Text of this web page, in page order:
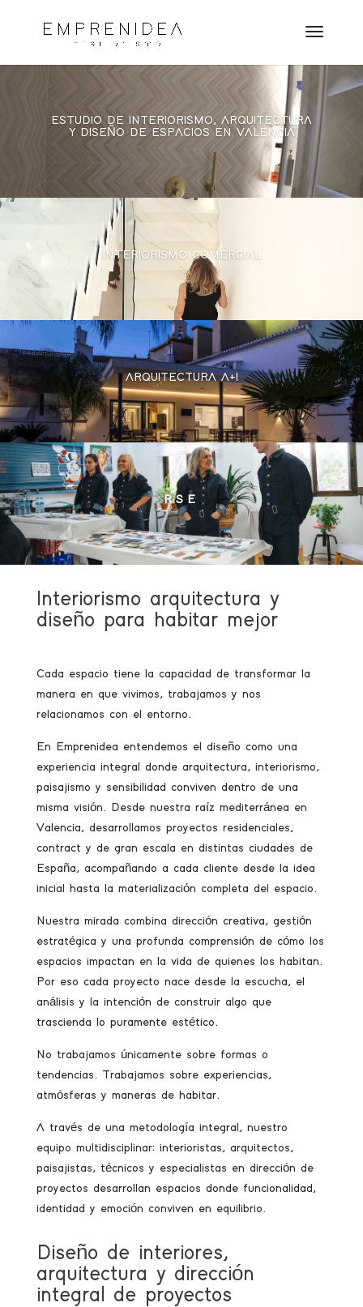
ESTUDIO DE INTERIORISMO, ARQUITECTURA
Y DISEÑO DE ESPACIOS EN VALENCIA
vídeo
INTERIORISMO COMERCIAL
vídeo
ARQUITECTURA A+I
RSE
Interiorismo arquitectura y
diseño para habitar mejor
Cada espacio tiene la capacidad de transformar la
manera en que vivimos, trabajamos y nos
relacionamos con el entorno.
En Emprenidea entendemos el diseño como una
experiencia integral donde arquitectura, interiorismo,
paisajismo y sensibilidad conviven dentro de una
misma visión. Desde nuestra raíz mediterránea en
Valencia, desarrollamos proyectos residenciales,
contract y de gran escala en distintas ciudades de
España, acompañando a cada cliente desde la idea
inicial hasta la materialización completa del espacio.
Nuestra mirada combina dirección creativa, gestión
estratégica y una profunda comprensión de cómo los
espacios impactan en la vida de quienes los habitan.
Por eso cada proyecto nace desde la escucha, el
análisis y la intención de construir algo que
trascienda lo puramente estético.
No trabajamos únicamente sobre formas o
tendencias. Trabajamos sobre experiencias,
atmósferas y maneras de habitar.
A través de una metodología integral, nuestro
equipo multidisciplinar: interioristas, arquitectos,
paisajistas, técnicos y especialistas en dirección de
proyectos desarrollan espacios donde funcionalidad,
identidad y emoción conviven en equilibrio.
Diseño de interiores,
arquitectura y dirección
integral de proyectos